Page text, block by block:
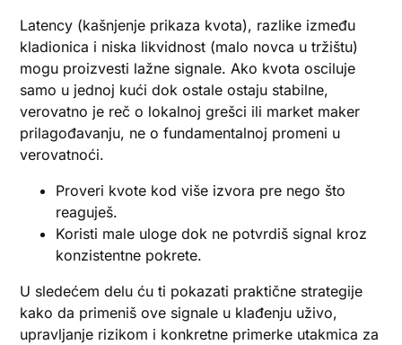
Latency (kašnjenje prikaza kvota), razlike između
kladionica i niska likvidnost (malo novca u tržištu)
mogu proizvesti lažne signale. Ako kvota osciluje
samo u jednoj kući dok ostale ostaju stabilne,
verovatno je reč o lokalnoj grešci ili market maker
prilagođavanju, ne o fundamentalnoj promeni u
verovatnoći.
Proveri kvote kod više izvora pre nego što
reaguješ.
Koristi male uloge dok ne potvrdiš signal kroz
konzistentne pokrete.
U sledećem delu ću ti pokazati praktične strategije
kako da primeniš ove signale u klađenju uživo,
upravljanje rizikom i konkretne primerke utakmica za